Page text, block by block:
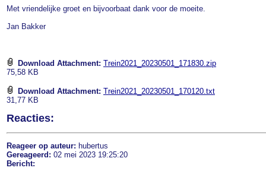
Met vriendelijke groet en bijvoorbaat dank voor de moeite.
Jan Bakker
Download Attachment: Trein2021_20230501_171830.zip
75,58 KB
Download Attachment: Trein2021_20230501_170120.txt
31,77 KB
Reacties:
Reageer op auteur: hubertus
Gereageerd: 02 mei 2023 19:25:20
Bericht: